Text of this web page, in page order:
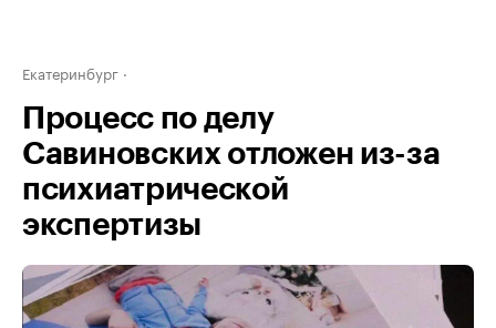
Екатеринбург
Процесс по делу
Савиновских отложен из-за
психиатрической
экспертизы